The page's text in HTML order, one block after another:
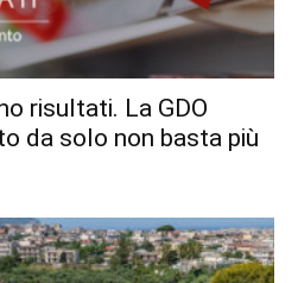
risultati. La GDO
da solo non basta più